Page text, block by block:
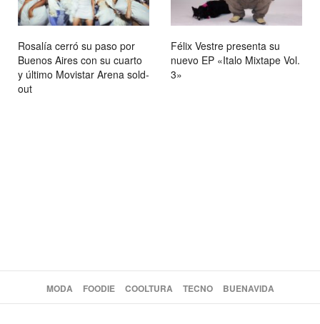
Rosalía cerró su paso por
Buenos Aires con su cuarto
y último Movistar Arena sold-
out
Félix Vestre presenta su
nuevo EP «Italo Mixtape Vol.
3»
MODA FOODIE COOLTURA TECNO BUENAVIDA